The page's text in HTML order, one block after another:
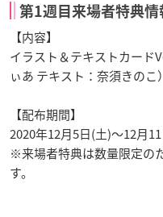
第1週目来場者特典情
【内容】
イラスト＆テキストカード
ぃあ テキスト：奈須きのこ）
【配布期間】
2020年12月5日(土)～12月
※来場者特典は数量限定の
す。